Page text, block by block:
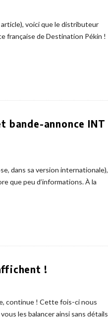
voici que le distributeur
française de Destination Pékin !
bande-annonce INT
dans sa version internationale),
que peu d’informations. À la
!
continue ! Cette fois-ci nous
les balancer ainsi sans détails